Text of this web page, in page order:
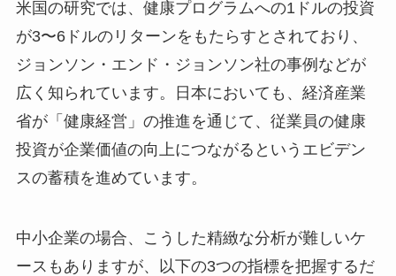
米国の研究では、健康プログラムへの1ドルの投資
が3〜6ドルのリターンをもたらすとされており、
ジョンソン・エンド・ジョンソン社の事例などが
広く知られています。日本においても、経済産業
省が「健康経営」の推進を通じて、従業員の健康
投資が企業価値の向上につながるというエビデン
スの蓄積を進めています。
中小企業の場合、こうした精緻な分析が難しいケ
ースもありますが、以下の3つの指標を把握するだ